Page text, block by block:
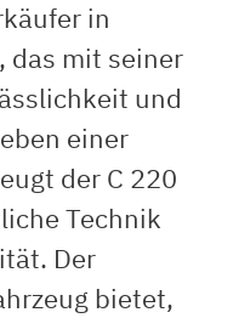
in
das mit seiner
und
einer
der C 220
Technik
Der
bietet,